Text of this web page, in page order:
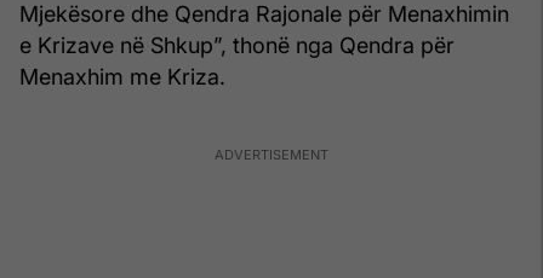
Mjekësore dhe Qendra Rajonale për Menaxhimin
e Krizave në Shkup”, thonë nga Qendra për
Menaxhim me Kriza.